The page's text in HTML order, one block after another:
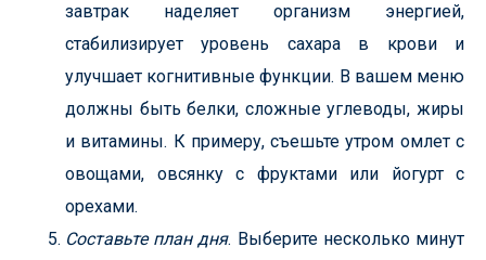
завтрак наделяет организм энергией,
стабилизирует уровень сахара в крови и
улучшает когнитивные функции. В вашем меню
должны быть белки, сложные углеводы, жиры
и витамины. К примеру, съешьте утром омлет с
овощами, овсянку с фруктами или йогурт с
орехами.
Составьте план дня. Выберите несколько минут